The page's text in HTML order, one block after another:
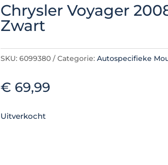
Chrysler Voyager
Zwart
SKU: 6099380 Categorie: Autospecifieke
€ 69,99
Uitverkocht